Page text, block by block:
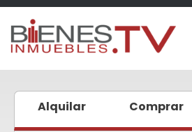
Alquilar Comprar